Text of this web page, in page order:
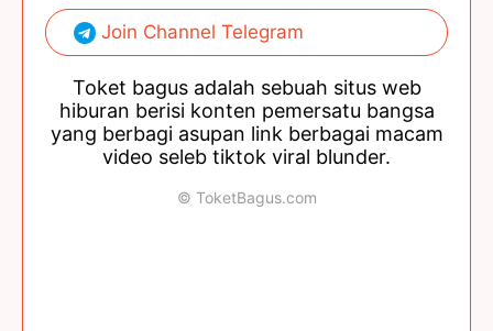
Join Channel Telegram
Toket bagus adalah sebuah situs web
hiburan berisi konten pemersatu bangsa
yang berbagi asupan link berbagai macam
video seleb tiktok viral blunder.
© ToketBagus.com